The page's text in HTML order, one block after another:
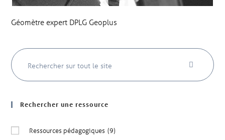
Géomètre expert DPLG Geoplus
Rechercher une ressource
Ressources pédagogiques (9)